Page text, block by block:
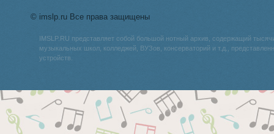
© imslp.ru Все права защищены
IMSLP.RU представляет собой большой нотный архив, содержащий
музыкальных школ, колледжей, ВУЗов, консерваторий и т.д.,
устройств.